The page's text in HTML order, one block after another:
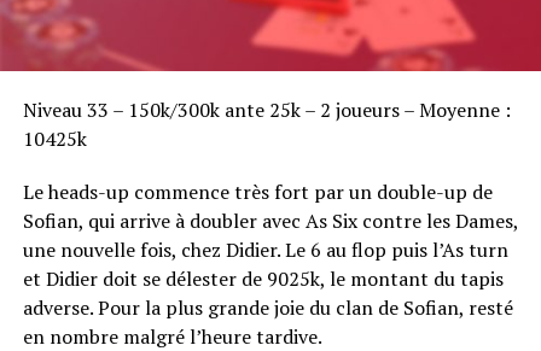
Niveau 33 – 150k/300k ante 25k – 2 joueurs – Moyenne :
10425k
Le heads-up commence très fort par un double-up de
Sofian, qui arrive à doubler avec As Six contre les Dames,
une nouvelle fois, chez Didier. Le 6 au flop puis l’As turn
et Didier doit se délester de 9025k, le montant du tapis
adverse. Pour la plus grande joie du clan de Sofian, resté
en nombre malgré l’heure tardive.